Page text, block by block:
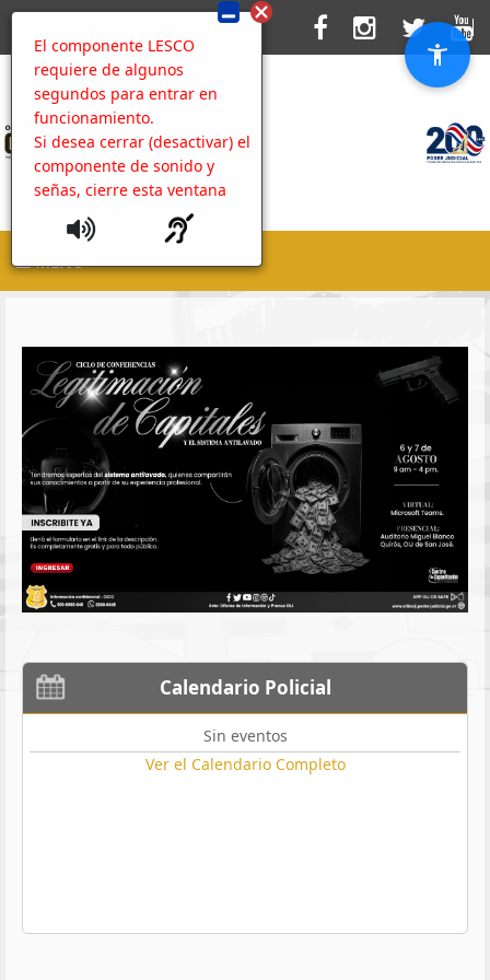
El componente LESCO
requiere de algunos
segundos para entrar en
funcionamiento.
Si desea cerrar (desactivar) el
componente de sonido y
señas, cierre esta ventana
MENU
Calendario Policial
Sin eventos
Ver el Calendario Completo